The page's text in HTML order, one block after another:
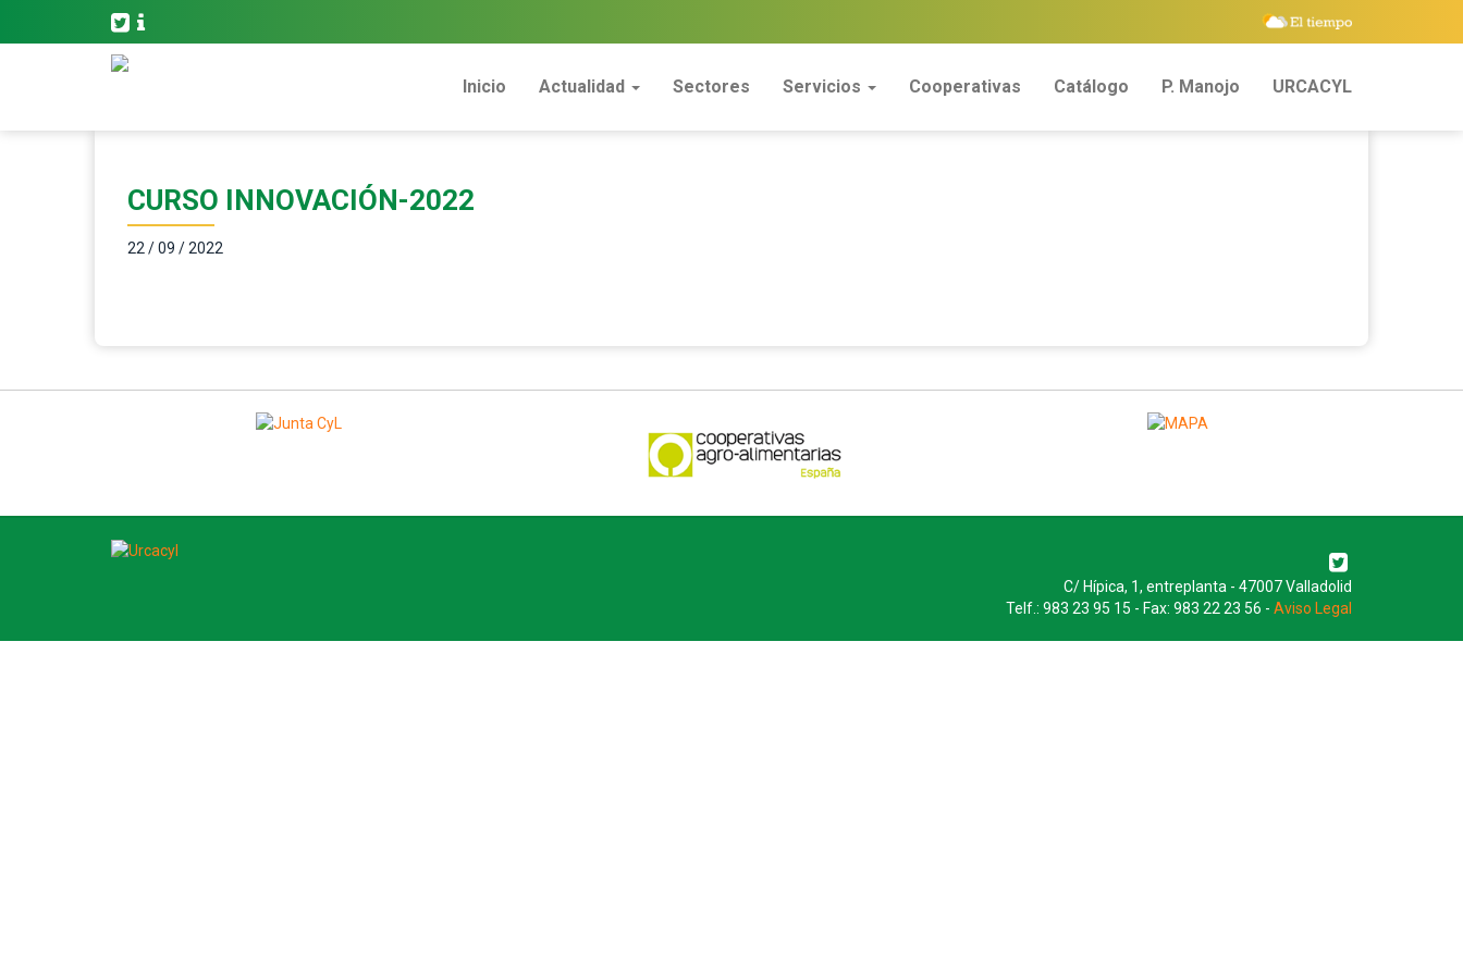
Inicio Actualidad Sectores Servicios Cooperativas Catálogo P. Manojo URCACYL
CURSO INNOVACIÓN-2022
22 / 09 / 2022
C/ Hípica, 1, entreplanta - 47007 Valladolid
Telf.: 983 23 95 15 - Fax: 983 22 23 56 - Aviso Legal